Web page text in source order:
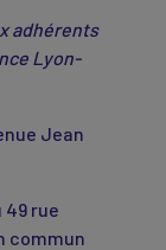
adhérents
Lyon-
Jean
rue
commun